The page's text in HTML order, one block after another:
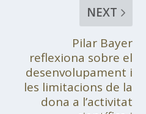
NEXT
Pilar Bayer
reflexiona sobre el
desenvolupament i
les limitacions de la
dona a l’activitat